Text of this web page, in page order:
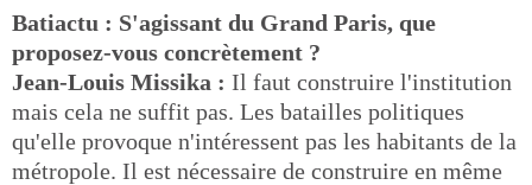
Batiactu : S'agissant du Grand Paris, que
proposez-vous concrètement ?
Jean-Louis Missika : Il faut construire l'institution
mais cela ne suffit pas. Les batailles politiques
qu'elle provoque n'intéressent pas les habitants de la
métropole. Il est nécessaire de construire en même